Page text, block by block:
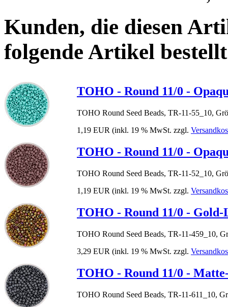
Kunden, die diesen
folgende Artikel
TOHO - Round 11/0 -
TOHO Round Seed Beads, TR-11-55_10,
1,19 EUR (inkl. 19 % MwSt. zzgl.
TOHO - Round 11/0 -
TOHO Round Seed Beads, TR-11-52_10,
1,19 EUR (inkl. 19 % MwSt. zzgl.
TOHO - Round 11/0 - Gold-
TOHO Round Seed Beads, TR-11-459_10,
3,29 EUR (inkl. 19 % MwSt. zzgl.
TOHO - Round 11/0 -
TOHO Round Seed Beads, TR-11-611_10,